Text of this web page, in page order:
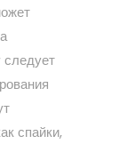
следует
спайки,